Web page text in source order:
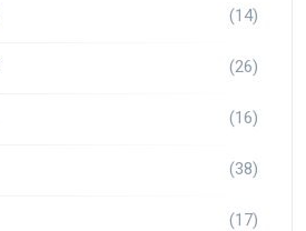
(14)
(26)
(16)
(38)
(17)